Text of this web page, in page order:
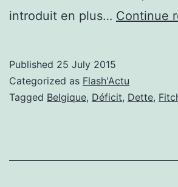
introduit en plus… Continue
Published 25 July 2015
Categorized as Flash'Actu
Tagged Belgique, Déficit, Dette,